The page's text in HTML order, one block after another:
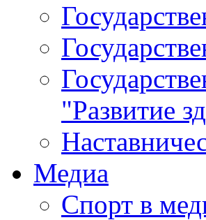
"Развитие
Медиа
Спорт в